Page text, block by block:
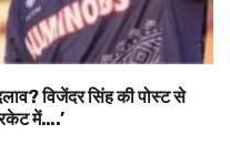
विजेंदर सिंह की पोस्ट से
में….’